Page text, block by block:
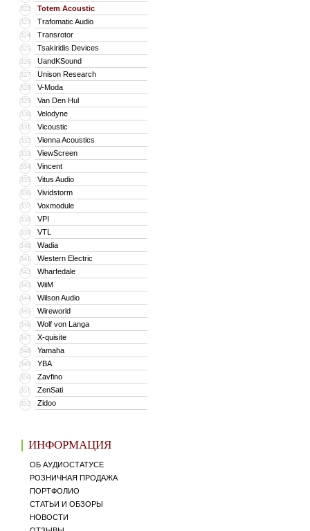
322 Totem Acoustic
323 Trafomatic Audio
324 Transrotor
325 Tsakiridis Devices
326 UandKSound
327 Unison Research
328 V-Moda
329 Van Den Hul
330 Velodyne
331 Vicoustic
332 Vienna Acoustics
333 ViewScreen
334 Vincent
335 Vitus Audio
336 Vividstorm
337 Voxmodule
338 VPI
339 VTL
340 Wadia
341 Western Electric
342 Wharfedale
343 WiiM
344 Wilson Audio
345 Wireworld
346 Wolf von Langa
347 X-quisite
348 Yamaha
349 YBA
350 Zavfino
351 ZenSati
352 Zidoo
ИНФОРМАЦИЯ
ОБ АУДИОСТАТУСЕ
РОЗНИЧНАЯ ПРОДАЖА
ПОРТФОЛИО
СТАТЬИ И ОБЗОРЫ
НОВОСТИ